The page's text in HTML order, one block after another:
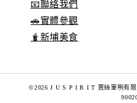
📧聯絡我們
🚗實體參觀
🧋新埔美食
©2026 J U S P I R I T 賈絲筆咧有